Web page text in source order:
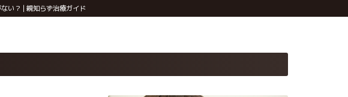
い？ | 親知らず治療ガイド